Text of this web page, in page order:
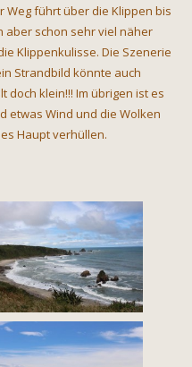
Weg führt über die Klippen bis
aber schon sehr viel näher
Klippenkulisse. Die Szenerie
Strandbild könnte auch
doch klein!!! Im übrigen ist es
etwas Wind und die Wolken
Haupt verhüllen.